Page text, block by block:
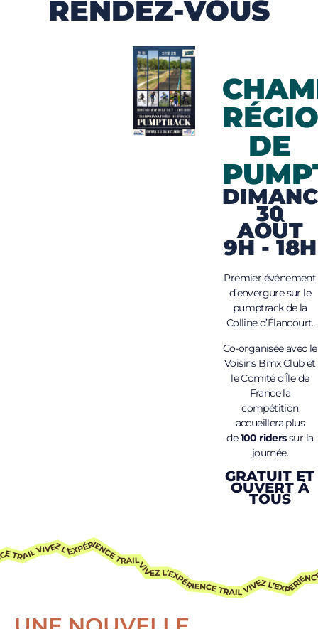
RENDEZ-VOUS
DE
30
AOÛT
9H - 18H
Premier événement
d’envergure sur le
pumptrack de la
Colline d’Élancourt.
Co-organisée avec le
Voisins Bmx Club et
le Comité d’Île de
France la
compétition
accueillera plus
de100 riderssur la
journée.
GRATUIT ET
OUVERT À
TOUS